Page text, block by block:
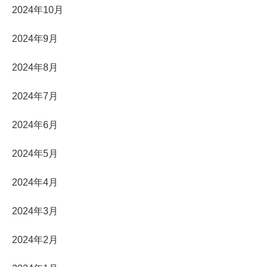
2024年10月
2024年9月
2024年8月
2024年7月
2024年6月
2024年5月
2024年4月
2024年3月
2024年2月